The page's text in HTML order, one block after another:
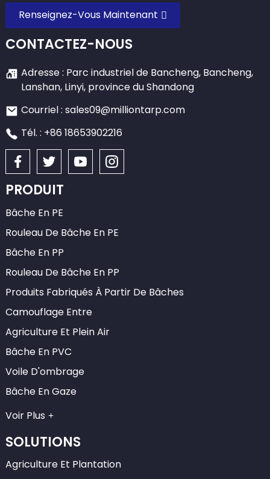
Renseignez-Vous Maintenant
CONTACTEZ-NOUS
Adresse : Parc industriel de Bancheng, Bancheng,
Lanshan, Linyi, province du Shandong
Courriel : sales09@milliontarp.com
Tél. : +86 18653902216
PRODUIT
Bâche En PE
Rouleau De Bâche En PE
Bâche En PP
Rouleau De Bâche En PP
Produits Fabriqués À Partir De Bâches
Camouflage Entre
Agriculture Et Plein Air
Bâche En PVC
Voile D'ombrage
Bâche En Gaze
Voir Plus
SOLUTIONS
Agriculture Et Plantation